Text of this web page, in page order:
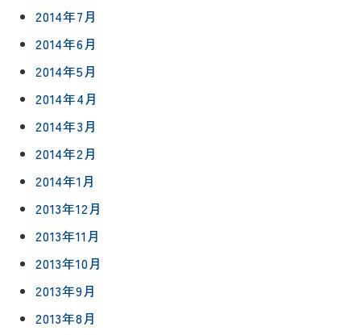
2014年7月
2014年6月
2014年5月
2014年4月
2014年3月
2014年2月
2014年1月
2013年12月
2013年11月
2013年10月
2013年9月
2013年8月